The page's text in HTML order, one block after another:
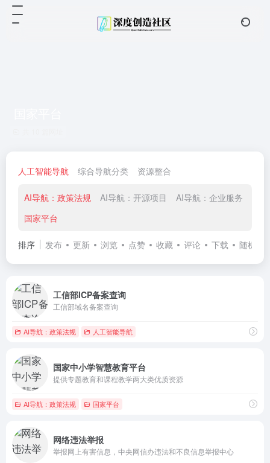
人工智能导航 综合导航分类 资源整合
AI导航：政策法规 AI导航：开源项目 AI导航：企业服务
国家平台
排序 发布 更新 浏览 点赞 收藏 评论 下载 随机
工信部ICP备案查询
工信部域名备案查询
AI导航：政策法规 人工智能导航
国家中小学智慧教育平台
提供专题教育和课程教学两大类优质资源
AI导航：政策法规 国家平台
网络违法举报
举报网上有害信息，中央网信办违法和不良信息举报中心